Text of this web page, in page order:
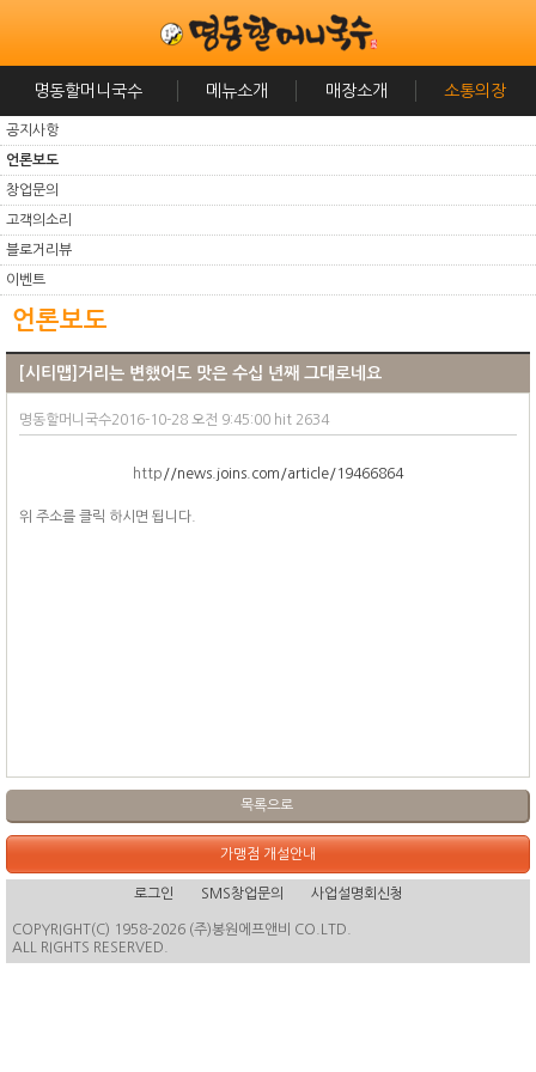
명동할머니국수 메뉴소개 매장소개 소통의장
공지사항
언론보도
창업문의
고객의소리
블로거리뷰
이벤트
언론보도
[시티맵]거리는 변했어도 맛은 수십 년째 그대로네요
명동할머니국수2016-10-28 오전 9:45:00 hit 2634
http //news.joins.com/article/19466864
위 주소를 클릭 하시면 됩니다.
목록으로
가맹점 개설안내
로그인 SMS창업문의 사업설명회신청
COPYRIGHT(C) 1958-2026 (주)봉원에프앤비 CO.LTD.
ALL RIGHTS RESERVED.